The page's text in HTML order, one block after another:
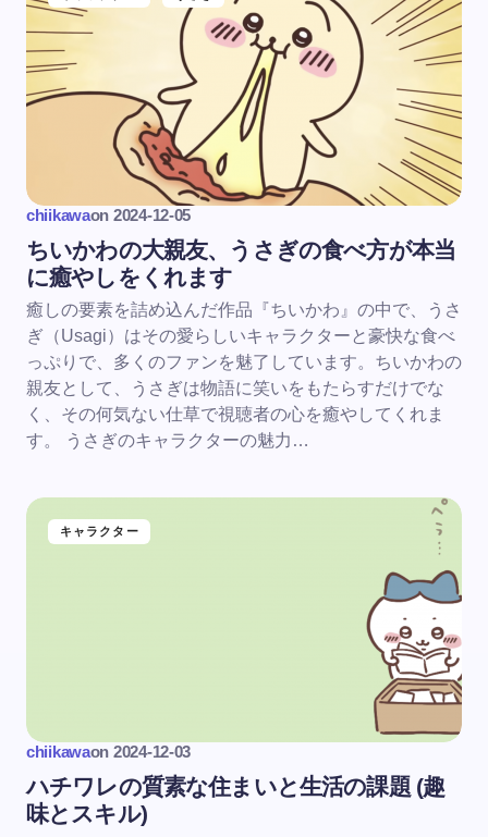
chiikawaon 2024-12-05
ちいかわの大親友、うさぎの食べ方が本当
に癒やしをくれます
癒しの要素を詰め込んだ作品『ちいかわ』の中で、うさ
ぎ（Usagi）はその愛らしいキャラクターと豪快な食べ
っぷりで、多くのファンを魅了しています。ちいかわの
親友として、うさぎは物語に笑いをもたらすだけでな
く、その何気ない仕草で視聴者の心を癒やしてくれま
す。 うさぎのキャラクターの魅力…
キャラクター
chiikawaon 2024-12-03
ハチワレの質素な住まいと生活の課題 (趣
味とスキル)